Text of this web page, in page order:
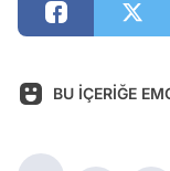
BU İÇERİĞE